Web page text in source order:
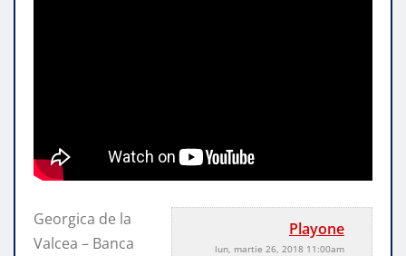
Playone
lun, martie 26, 2018 11:00am
Georgica de la
Valcea – Banca